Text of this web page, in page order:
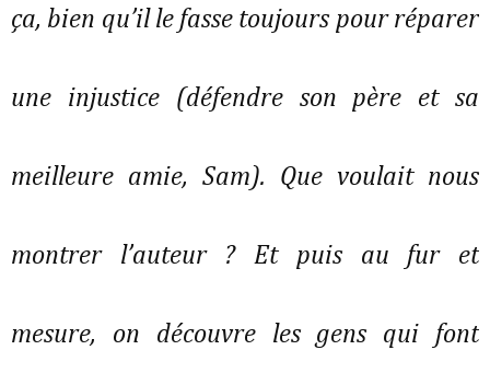
ça, bien qu’il le fasse toujours pour réparer
une injustice (défendre son père et sa
meilleure amie, Sam). Que voulait nous
montrer l’auteur ? Et puis au fur et
mesure, on découvre les gens qui font